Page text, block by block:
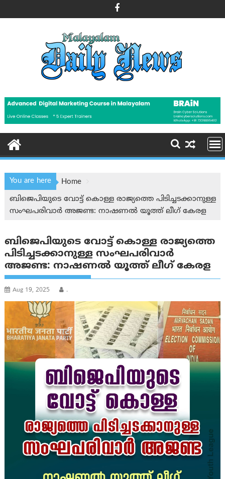
to
You are here
Home
ബിജെപിയുടെ വോട്ട് കൊള്ള രാജ്യത്തെ പിടിച്ചടക്കാനുള്ള
സംഘപരിവാർ അജണ്ട: നാഷണൽ യൂത്ത് ലീഗ് കേരള
ബിജെപിയുടെ വോട്ട് കൊള്ള രാജ്യത്തെ
പിടിച്ചടക്കാനുള്ള സംഘപരിവാർ
അജണ്ട: നാഷണൽ യൂത്ത് ലീഗ് കേരള
Aug 19, 2025 .